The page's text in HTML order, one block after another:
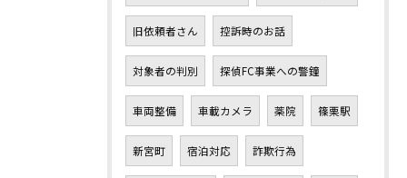
旧依頼者さん 控訴時のお話
対象者の判別 探偵FC事業への警鐘
車両整備 車載カメラ 薬院 篠栗駅
新宮町 宿泊対応 詐欺行為